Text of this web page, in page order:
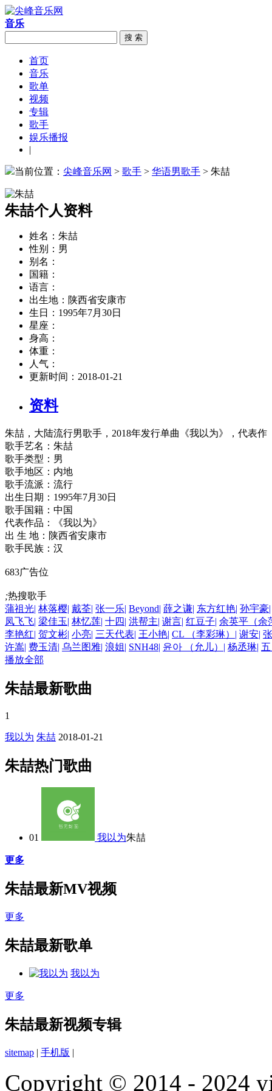
音乐
搜 索
首页
音乐
歌单
视频
专辑
歌手
娱乐播报
|
当前位置： 尖峰音乐网 > 歌手 > 华语男歌手 > 朱喆
朱喆个人资料
姓名： 朱喆
性别： 男
别名：
国籍：
语言：
出生地： 陕西省安康市
生日： 1995年7月30日
星座：
身高：
体重：
人气：
更新时间： 2018-01-21
资料
朱喆，大陆流行男歌手，2018年发行单曲《我以为》，代表作
歌手艺名：朱喆
歌手类型：男
歌手地区：内地
歌手流派：流行
出生日期：1995年7月30日
歌手国籍：中国
代表作品：《我以为》
出 生 地：陕西省安康市
歌手民族：汉
683广告位
;热搜歌手
蒲祖光| 林落樱| 戴荃| 张一乐| Beyond| 薛之谦| 东方红艳| 孙宇豪|
凤飞飞| 梁佳玉| 林忆莲| 十四| 洪帮主| 谢言| 红豆子| 余英平（余
李艳红| 贺文彬| 小亮| 三天代表| 王小艳| CL （李彩琳） | 谢安|
许嵩| 费玉清| 乌兰图雅| 浪姐| SNH48| 윤아 （允儿） | 杨丞琳|
播放全部
朱喆最新歌曲
1
我以为 朱喆 2018-01-21
朱喆热门歌曲
01 我以为朱喆
更多
朱喆最新MV视频
更多
朱喆最新歌单
我以为
更多
朱喆最新视频专辑
sitemap | 手机版 |
Copyright © 2014 - 2024